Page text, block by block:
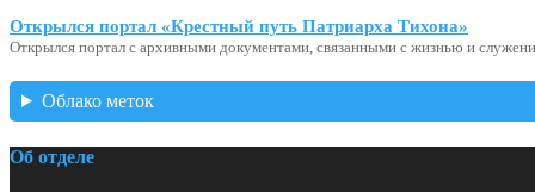
Открылся портал «Крестный путь Патриарха Тихона»
Открылся портал с архивными документами, связанными с жизнью и
Облако меток
Об отделе